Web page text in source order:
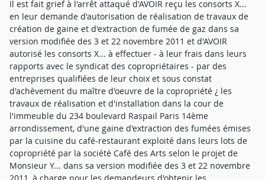
Il est fait grief à l'arrêt attaqué d'AVOIR reçu les consorts X...
en leur demande d'autorisation de réalisation de travaux de
création de gaine et d'extraction de fumée de gaz dans sa
version modifiée des 3 et 22 novembre 2011 et d'AVOIR
autorisé les consorts X... à effectuer - à leur frais dans leurs
rapports avec le syndicat des copropriétaires - par des
entreprises qualifiées de leur choix et sous constat
d'achèvement du maître d'oeuvre de la copropriété ¿ les
travaux de réalisation et d'installation dans la cour de
l'immeuble du 234 boulevard Raspail Paris 14ème
arrondissement, d'une gaine d'extraction des fumées émises
par la cuisine du café-restaurant exploité dans leurs lots de
copropriété par la société Café des Arts selon le projet de
Monsieur Y... dans sa version modifiée des 3 et 22 novembre